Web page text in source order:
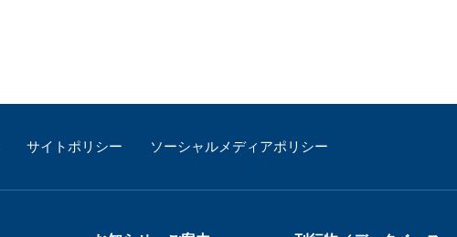
サイトポリシー ソーシャルメディアポリシー